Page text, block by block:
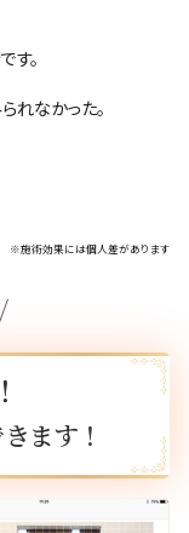
す。
れなかった。
※施術効果には個人差があります
ます！